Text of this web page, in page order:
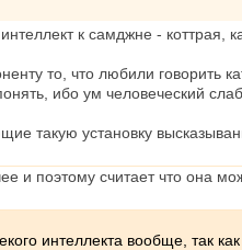
к самджне - коттрая,
то, что любили говорить
ибо ум человеческий
такую установку
и поэтому считает что она
интеллекта вообще, так как